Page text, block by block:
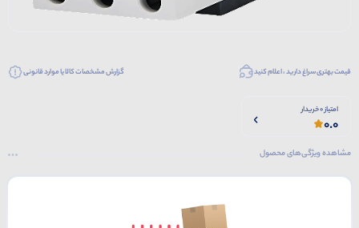
قیمت بهتری سراغ دارید ، اعلام کنید گزارش مشخصات کالا یا موارد قانونی
امتیاز 0 خریدار
0.0
مشاهده ویژگی‌های محصول